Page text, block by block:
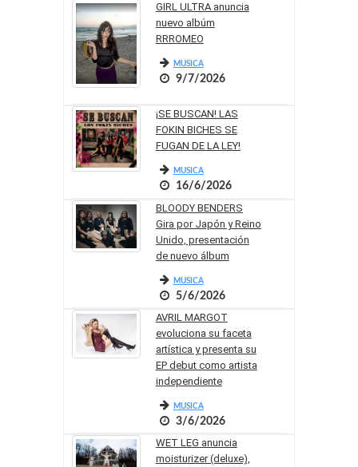
GIRL ULTRA anuncia
nuevo albúm
RRROMEO
MUSICA
9/7/2026
¡SE BUSCAN! LAS
FOKIN BICHES SE
FUGAN DE LA LEY!
MUSICA
16/6/2026
BLOODY BENDERS
Gira por Japón y Reino
Unido, presentación
de nuevo álbum
MUSICA
5/6/2026
AVRIL MARGOT
evoluciona su faceta
artística y presenta su
EP debut como artista
independiente
MUSICA
3/6/2026
WET LEG anuncia
moisturizer (deluxe),